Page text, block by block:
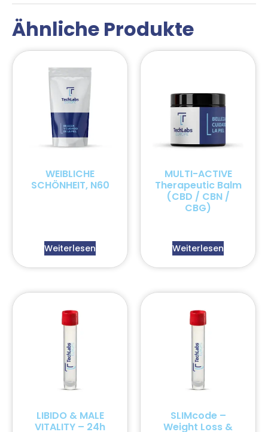
Ähnliche Produkte
WEIBLICHE
SCHÖNHEIT, N60
Weiterlesen
MULTI-ACTIVE
Therapeutic Balm
(CBD / CBN /
CBG)
Weiterlesen
LIBIDO & MALE
VITALITY – 24h
SLIMcode –
Weight Loss &